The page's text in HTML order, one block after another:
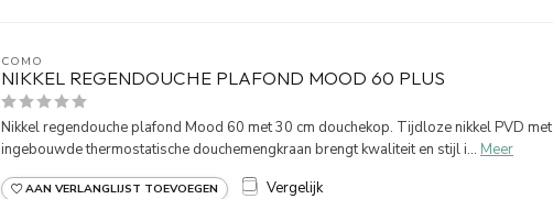
COMO
NIKKEL REGENDOUCHE PLAFOND MOOD 60 PLUS
Nikkel regendouche plafond Mood 60 met 30 cm douchekop. Tijdloze nikkel PVD met
ingebouwde thermostatische douchemengkraan brengt kwaliteit en stijl i... Meer
AAN VERLANGLIJST TOEVOEGEN Vergelijk